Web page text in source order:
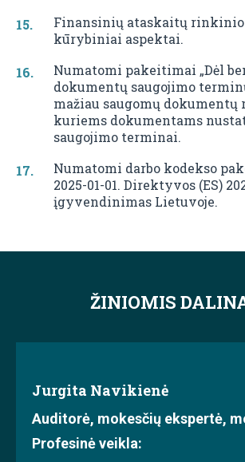
Finansinių ataskaitų rinkinio
kūrybiniai aspektai.
Numatomi pakeitimai „Dėl
dokumentų saugojimo
mažiau saugomų dokumentų
kuriems dokumentams
saugojimo terminai.
Numatomi darbo kodekso
2025-01-01. Direktyvos (ES)
įgyvendinimas Lietuvoje.
ŽINIOMIS
Jurgita Navikienė
Auditorė, mokesčių ekspertė,
Profesinė veikla: